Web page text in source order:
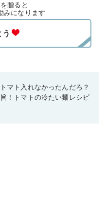
贈ると
みになります
マト入れなかったんだろ？
！トマトの冷たい麺レシピ